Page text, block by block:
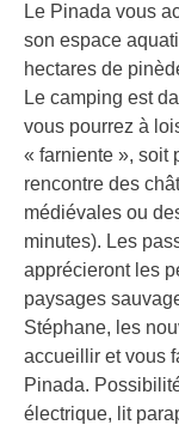
Le Pinada vous
son espace
hectares de
Le camping est
vous pourrez à
« farniente », soit
rencontre des
médiévales ou
minutes). Les
apprécieront les
paysages
Stéphane, les
accueillir et vous
Pinada.
électrique, lit